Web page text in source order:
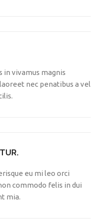
in vivamus magnis
nec penatibus a vel
eu mi leo orci
commodo felis in dui
mia.